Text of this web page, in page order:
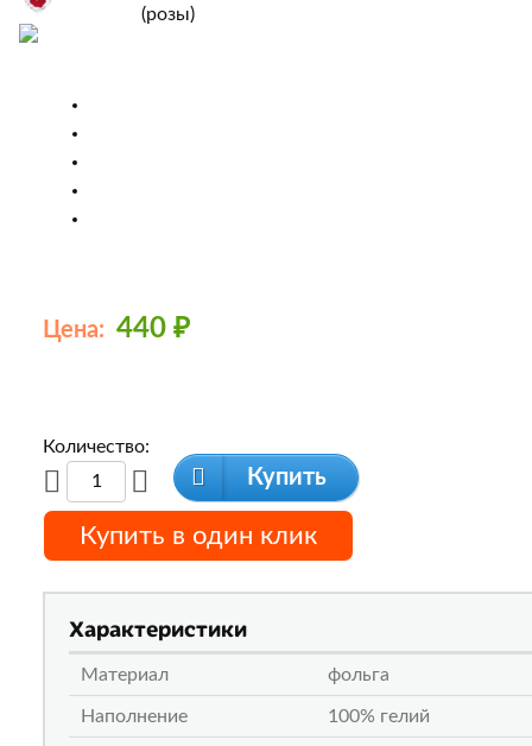
Цена: 440 ₽
Количество:
Купить
Купить в один клик
Характеристики
Материал фольга
Наполнение 100% гелий